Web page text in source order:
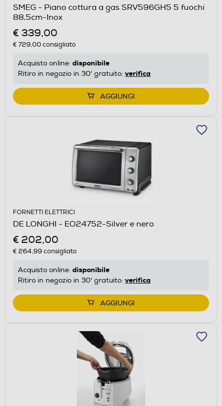
SMEG - Piano cottura a gas SRV596GH5 5 fuochi
88,5cm-Inox
€ 339,00
€ 729,00consigliato
Acquisto online: disponibile
Ritiro in negozio in 30' gratuito: verifica
AGGIUNGI
FORNETTI ELETTRICI
DE LONGHI - EO24752-Silver e nero
€ 202,00
€ 264,99 consigliato
Acquisto online: disponibile
Ritiro in negozio in 30' gratuito: verifica
AGGIUNGI